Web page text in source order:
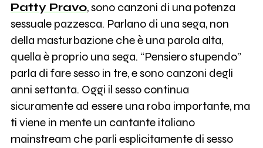
Patty Pravo, sono canzoni di una potenza
sessuale pazzesca. Parlano di una sega, non
della masturbazione che è una parola alta,
quella è proprio una sega. “Pensiero stupendo”
parla di fare sesso in tre, e sono canzoni degli
anni settanta. Oggi il sesso continua
sicuramente ad essere una roba importante, ma
ti viene in mente un cantante italiano
mainstream che parli esplicitamente di sesso